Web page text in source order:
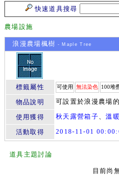
快速道具搜尋
農場設施
浪漫農場楓樹 - Maple Tree
標籤屬性 可使用 無法染色 100堆
物品說明 可設置於浪漫農場
使用獲得 秋天露營箱子、溫
活動取得 2018-11-01
道具主題討論
目前尚